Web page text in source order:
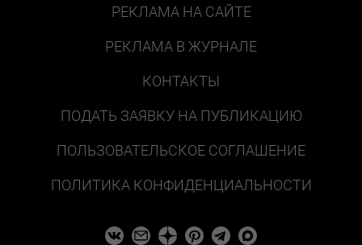
РЕКЛАМА НА САЙТЕ
РЕКЛАМА В ЖУРНАЛЕ
КОНТАКТЫ
ПОДАТЬ ЗАЯВКУ НА ПУБЛИКАЦИЮ
ПОЛЬЗОВАТЕЛЬСКОЕ СОГЛАШЕНИЕ
ПОЛИТИКА КОНФИДЕНЦИАЛЬНОСТИ